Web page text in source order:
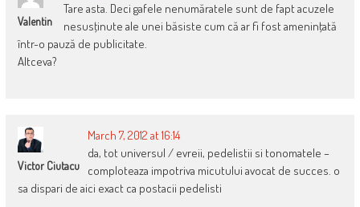
Valentin
Tare asta. Deci gafele nenumăratele sunt de fapt acuzele
nesusţinute ale unei băsiste cum că ar fi fost ameninţată
într-o pauză de publicitate.
Altceva?
Victor Ciutacu
March 7, 2012 at 16:14
da, tot universul / evreii, pedelistii si tonomatele –
comploteaza impotriva micutului avocat de succes. o
sa dispari de aici exact ca postacii pedelisti